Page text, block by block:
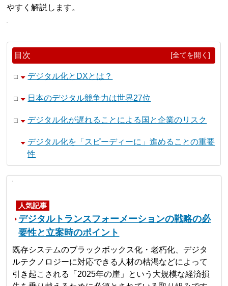
やすく解説します。
目次 [全てを開く]
デジタル化とDXとは？
日本のデジタル競争力は世界27位
デジタル化が遅れることによる国と企業のリスク
デジタル化を「スピーディーに」進めることの重要
性
人気記事
デジタルトランスフォーメーションの戦略の必
要性と立案時のポイント
既存システムのブラックボックス化・老朽化、デジタ
ルテクノロジーに対応できる人材の枯渇などによって
引き起こされる「2025年の崖」という大規模な経済損